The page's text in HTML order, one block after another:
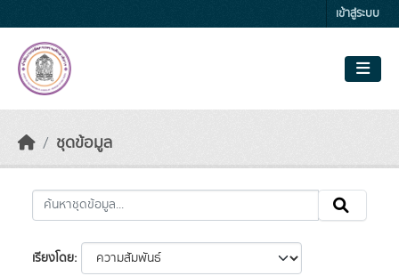
เข้าสู่ระบบ
ชุดข้อมูล
เรียงโดย